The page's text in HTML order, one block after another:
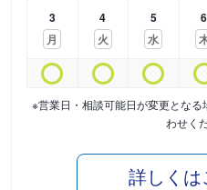
3
月
4
火
5
水
6
※営業日・相談可能日が変更とな
わせく
詳しくは